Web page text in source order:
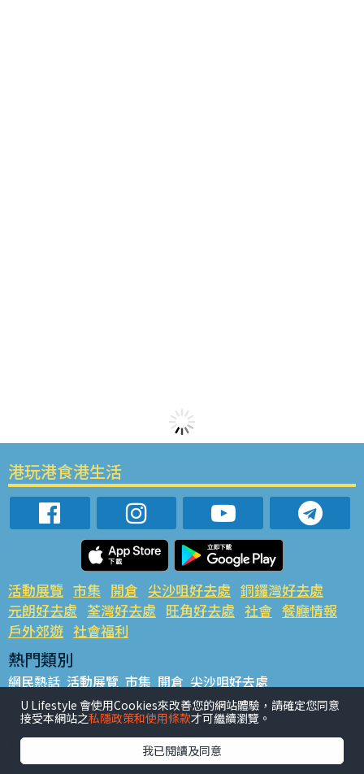
港玩港食港生活
活動展覽 市集 開倉 尖沙咀好去處 銅鑼灣好去處
元朗好去處 荃灣好去處 旺角好去處 社會 餐廳情報
戶外郊遊 社會福利
熱門類別
網民熱話 活動展覽 市集 開倉 尖沙咀好去處
銅鑼灣好去處 元朗好去處 荃灣好去處 旺角好去處 社會
餐廳情報 戶外郊遊
熱門標籤
U Lifestyle 會使用Cookies來改善您的網站體驗，請確定您同意
接受本網站之私隱政策和使用條款才可繼續瀏覽。
我已閱讀及同意